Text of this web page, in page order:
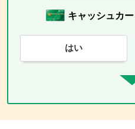
キャッシュカ
はい